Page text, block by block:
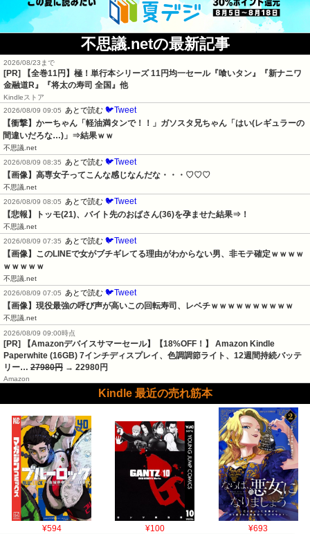
不思議.netの最新記事
2026/08/23まで
[PR]
【全巻11円】極！単行本シリーズ 11円均一セール『喰いタン』『新ナニワ
金融道R』『将太の寿司 全国』他
Kindleストア
2026/08/09 09:05
あとで読む 🐦Tweet
【衝撃】かーちゃん「軽油満タンで！！」ガソスタ兄ちゃん「はい(レギュラーの
間違いだろな…)」⇒結果ｗｗ
不思議.net
2026/08/09 08:35
あとで読む 🐦Tweet
【画像】高専女子ってこんな感じなんだな・・・♡♡♡
不思議.net
2026/08/09 08:05
あとで読む 🐦Tweet
【悲報】トッモ(21)、バイト先のおばさん(36)を孕ませた結果⇒！
不思議.net
2026/08/09 07:35
あとで読む 🐦Tweet
【画像】このLINEで女がブチギレてる理由がわからない男、非モテ確定ｗｗｗｗ
ｗｗｗｗｗ
不思議.net
2026/08/09 07:05
あとで読む 🐦Tweet
【画像】現役最強の呼び声が高いこの回転寿司、レベチｗｗｗｗｗｗｗｗｗｗ
不思議.net
2026/08/09 09:00時点
[PR] 【Amazonデバイスサマーセール】【18%OFF！】 Amazon Kindle
Paperwhite (16GB) 7インチディスプレイ、色調調節ライト、12週間持続バッテ
リー… 27980円 → 22980円
Amazon
Kindle 最近の売れ筋本
¥594 ¥100 ¥693